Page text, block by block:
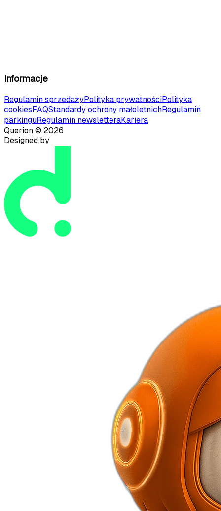
Informacje
Regulamin sprzedażyPolityka prywatnościPolityka
cookiesFAQStandardy ochrony małoletnichRegulamin
parkinguRegulamin newsletteraKariera
Querion © 2026
Designed by